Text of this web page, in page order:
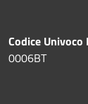
Codice
0006BT